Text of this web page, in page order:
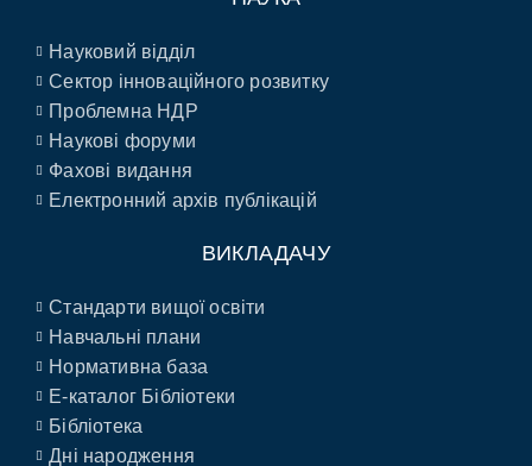
Науковий відділ
Сектор інноваційного розвитку
Проблемна НДР
Наукові форуми
Фахові видання
Електронний архів публікацій
ВИКЛАДАЧУ
Стандарти вищої освіти
Навчальні плани
Нормативна база
E-каталог Бібліотеки
Бібліотека
Дні народження